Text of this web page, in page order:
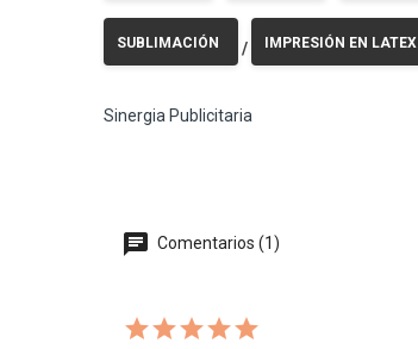
SUBLIMACIÓN / IMPRESIÓN EN LATEX
Sinergia Publicitaria
Comentarios (1)